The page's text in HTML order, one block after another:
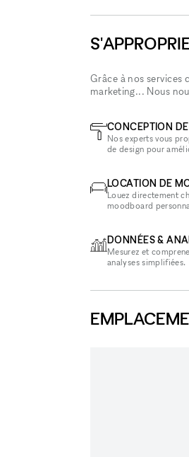
Grâce à nos services
marketing... Nous
CONCEPTION
Nos experts vous
de design pour
LOCATION DE
Louez directement
moodboard
DONNÉES &
Mesurez et
analyses simplifiées.